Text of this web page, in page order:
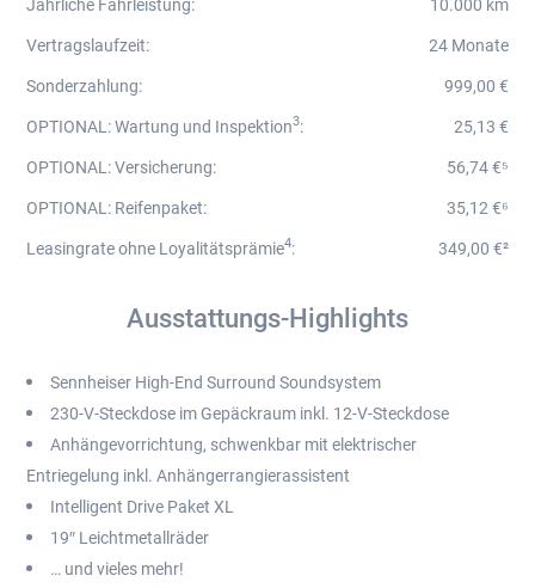
Vertragslaufzeit:
24 Monate
Sonderzahlung:
999,00 €
OPTIONAL: Wartung und Inspektion3:
25,13 €
OPTIONAL: Versicherung:
56,74 €⁵
OPTIONAL: Reifenpaket:
35,12 €⁶
Leasingrate ohne Loyalitätsprämie4: 349,00 €²
Ausstattungs-Highlights
Sennheiser High-End Surround Soundsystem
230-V-Steckdose im Gepäckraum inkl. 12-V-Steckdose
Anhängevorrichtung, schwenkbar mit elektrischer
Entriegelung inkl. Anhängerrangierassistent
Intelligent Drive Paket XL
19″ Leichtmetallräder
… und vieles mehr!